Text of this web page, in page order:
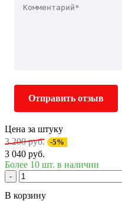
Отправить отзыв
Цена за штуку
3 200 руб. -5%
3 040 руб.
Более 10 шт. в наличии
-
В корзину